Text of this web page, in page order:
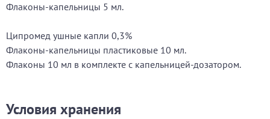
Флаконы-капельницы 5 мл.
Ципромед ушные капли 0,3%
Флаконы-капельницы пластиковые 10 мл.
Флаконы 10 мл в комплекте с капельницей-дозатором.
Условия хранения